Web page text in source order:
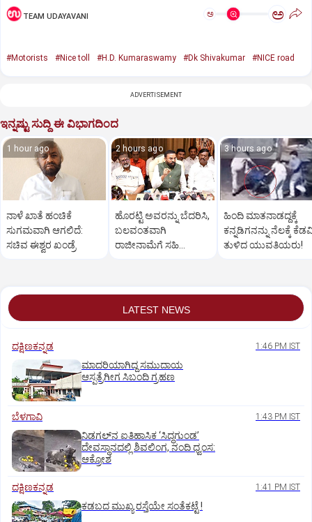
TEAM UDAYAVANI ಅ ಅ
#Motorists #Nice toll #H.D. Kumaraswamy #Dk Shivakumar #NICE road
ADVERTISEMENT
ಇನ್ನಷ್ಟು ಸುದ್ದಿ ಈ ವಿಭಾಗದಿಂದ
1 hour ago
ನಾಳೆ ಖಾತೆ ಹಂಚಿಕೆ
ಸುಗಮವಾಗಿ ಆಗಲಿದೆ:
ಸಚಿವ ಈಶ್ವರ ಖಂಡ್ರೆ
2 hours ago
ಹೊರಟ್ಟಿ ಅವರನ್ನು ಬೆದರಿಸಿ,
ಬಲವಂತವಾಗಿ
ರಾಜೀನಾಮೆಗೆ ಸಹಿ
3 hours ago
ಹಿಂದಿ ಮಾತನಾಡದ್ದಕ್ಕೆ
ಕನ್ನಡಿಗನನ್ನು ನೆಲಕ್ಕೆ
ತುಳಿದ ಯುವತಿಯರು!
LATEST NEWS
ದಕ್ಷಿಣಕನ್ನಡ 1:46 PM IST
ಮಾದರಿಯಾಗಿದ್ದ ಸಮುದಾಯ
ಆಸ್ಪತ್ರೆಗೀಗ ಸಿಬಂದಿ ಗ್ರಹಣ
ಬೆಳಗಾವಿ 1:43 PM IST
ನಿಡಗಲ್‌ನ ಐತಿಹಾಸಿಕ ‘ಸಿದ್ಧಗುಂಡ’
ದೇವಸ್ಥಾನದಲ್ಲಿ ಶಿವಲಿಂಗ, ನಂದಿ ಧ್ವಂಸ:
ಆಕ್ರೋಶ
ದಕ್ಷಿಣಕನ್ನಡ 1:41 PM IST
ಕಡಬದ ಮುಖ್ಯ ರಸ್ತೆಯೇ ಸಂತೆಕಟ್ಟೆ !